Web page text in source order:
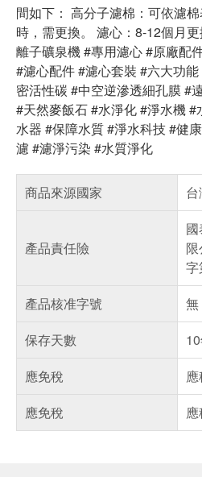
間如下： 高分子濾棉：可依濾
時，需更換。 濾心：8-12個月
離子礦泉機 #專用濾心 #原廠配
#濾心配件 #濾心套裝 #六大功
密活性碳 #中空逆滲透細孔膜 #
#天然麥飯石 #水淨化 #淨水機
水器 #保障水質 #淨水科技 #健
濾 #濾淨污染 #水質淨化
商品來源國家
產品責任險
產品核准字號
無
保存天數
應免稅
應
應免稅
應